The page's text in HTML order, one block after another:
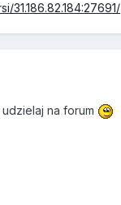
31.186.82.184:27691/
na forum